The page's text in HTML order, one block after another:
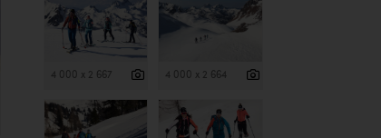
4 000 x 2 667 4 000 x 2 664